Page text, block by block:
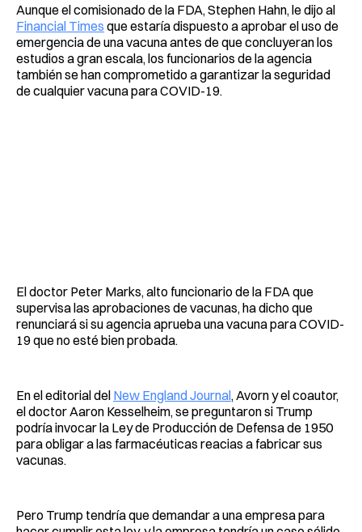
Aunque el comisionado de la FDA, Stephen Hahn, le dijo al
Financial Times que estaría dispuesto a aprobar el uso de
emergencia de una vacuna antes de que concluyeran los
estudios a gran escala, los funcionarios de la agencia
también se han comprometido a garantizar la seguridad
de cualquier vacuna para COVID-19.
El doctor Peter Marks, alto funcionario de la FDA que
supervisa las aprobaciones de vacunas, ha dicho que
renunciará si su agencia aprueba una vacuna para COVID-
19 que no esté bien probada.
En el editorial del New England Journal, Avorn y el coautor,
el doctor Aaron Kesselheim, se preguntaron si Trump
podría invocar la Ley de Producción de Defensa de 1950
para obligar a las farmacéuticas reacias a fabricar sus
vacunas.
Pero Trump tendría que demandar a una empresa para